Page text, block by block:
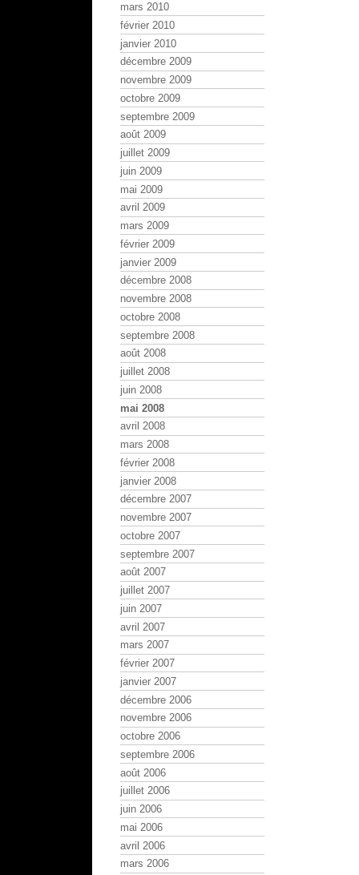
mars 2010
février 2010
janvier 2010
décembre 2009
novembre 2009
octobre 2009
septembre 2009
août 2009
juillet 2009
juin 2009
mai 2009
avril 2009
mars 2009
février 2009
janvier 2009
décembre 2008
novembre 2008
octobre 2008
septembre 2008
août 2008
juillet 2008
juin 2008
mai 2008
avril 2008
mars 2008
février 2008
janvier 2008
décembre 2007
novembre 2007
octobre 2007
septembre 2007
août 2007
juillet 2007
juin 2007
avril 2007
mars 2007
février 2007
janvier 2007
décembre 2006
novembre 2006
octobre 2006
septembre 2006
août 2006
juillet 2006
juin 2006
mai 2006
avril 2006
mars 2006